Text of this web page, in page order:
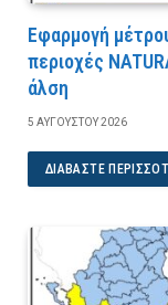
Εφαρμογή
περιοχές
άλση
5 ΑΥΓΟΎΣΤΟΥ 2026
ΔΙΑΒΆΣΤΕ